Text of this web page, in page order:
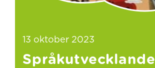
13 oktober 2023
Språkutvecklande